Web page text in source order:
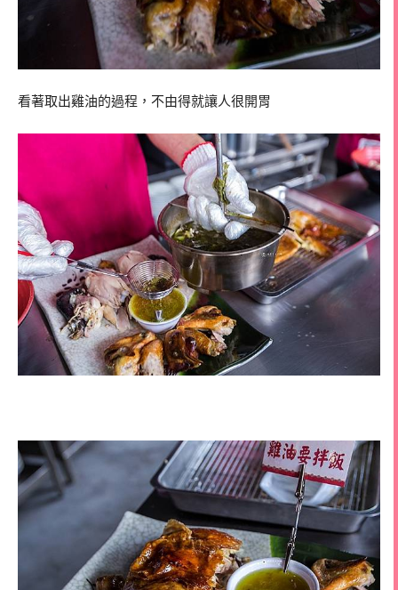
看著取出雞油的過程，不由得就讓人很開胃